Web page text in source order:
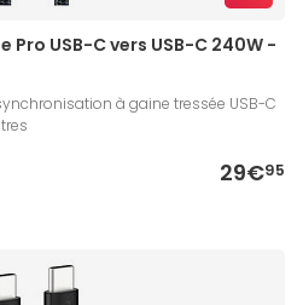
Pro USB-C vers USB-C 240W -
à gaine tressée USB-C
29€95